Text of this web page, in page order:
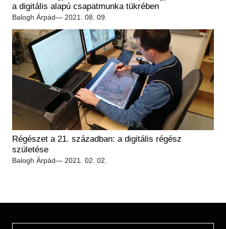
Régészet
Tagintézmények
Felnőttképzés
Közérdekű adatok
Képcsarnok
Éremtár
Adattár
Központi Könyvtár
a digitális alapú csapatmunka tükrében
Balogh Árpád— 2021. 08. 09.
Régészet a 21. században: a digitális régész
születése
Balogh Árpád— 2021. 02. 02.